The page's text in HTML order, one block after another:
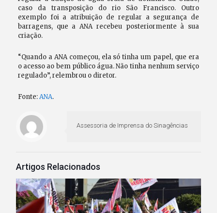
caso da transposição do rio São Francisco. Outro
exemplo foi a atribuição de regular a segurança de
barragens, que a ANA recebeu posteriormente à sua
criação.
“Quando a ANA começou, ela só tinha um papel, que era
o acesso ao bem público água. Não tinha nenhum serviço
regulado”, relembrou o diretor.
Fonte:ANA.
Assessoria de Imprensa do Sinagências
Artigos Relacionados